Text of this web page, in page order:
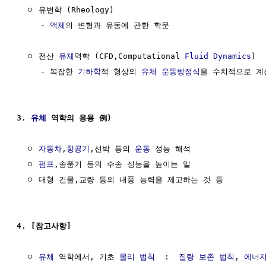
  ㅇ 유변학 (Rheology)
     -
액체 의 변형과 유동에 관한 학문
  ㅇ 전산
유체 역학 (CFD,Computational Fluid Dynamics )
     - 복잡한
기하학적 형상의 유체 운동방정식 을 수치적으로 계
3. 유체 역학의 응용 例)
  ㅇ
자동차 , 항공기 ,선박 등의 운동 성능 해석
  ㅇ
펌프 ,송풍기 등의 수송 성능을 높이는 일
  ㅇ 대형 건물,교량 등의 내풍 능력을 제고하는 것 등
4. [참고사항]
  ㅇ
유체 역학에서, 기초 물리 법칙
  :
질량 보존 법칙 , 에너